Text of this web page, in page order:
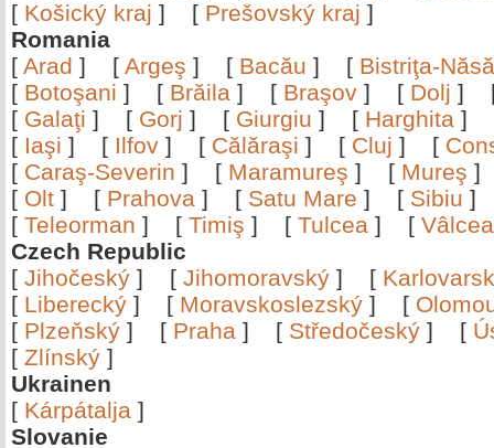
[ Košický kraj ] [ Prešovský kraj ]
Romania
[ Arad ] [ Argeş ] [ Bacău ] [ Bistriţa-
[ Botoşani ] [ Brăila ] [ Braşov ] [ Dolj ]
[ Galaţi ] [ Gorj ] [ Giurgiu ] [ Harghita ]
[ Iaşi ] [ Ilfov ] [ Călăraşi ] [ Cluj ] [
[ Caraş-Severin ] [ Maramureş ] [ Mureş
[ Olt ] [ Prahova ] [ Satu Mare ] [ Sibiu
[ Teleorman ] [ Timiş ] [ Tulcea ] [
Czech Republic
[ Jihočeský ] [ Jihomoravský ] [
[ Liberecký ] [ Moravskoslezský ] [
[ Plzeňský ] [ Praha ] [ Středočeský ] [
[ Zlínský ]
Ukrainen
[ Kárpátalja ]
Slovanie